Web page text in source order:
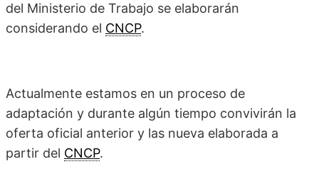
del Ministerio de Trabajo se elaborarán
considerando el CNCP.
Actualmente estamos en un proceso de
adaptación y durante algún tiempo convivirán la
oferta oficial anterior y las nueva elaborada a
partir del CNCP.